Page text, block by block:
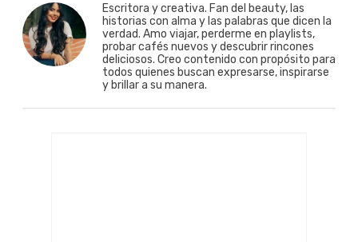
Escritora y creativa. Fan del beauty, las
historias con alma y las palabras que dicen la
verdad. Amo viajar, perderme en playlists,
probar cafés nuevos y descubrir rincones
deliciosos. Creo contenido con propósito para
todos quienes buscan expresarse, inspirarse
y brillar a su manera.